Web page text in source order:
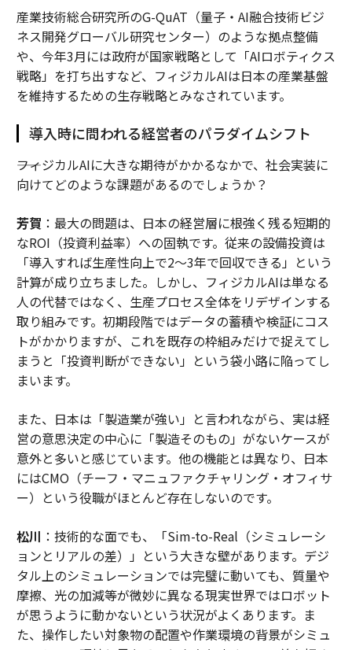
産業技術総合研究所のG-QuAT（量子・AI融合技術ビジ
ネス開発グローバル研究センター）のような拠点整備
や、今年3月には政府が国家戦略として「AIロボティクス
戦略」を打ち出すなど、フィジカルAIは日本の産業基盤
を維持するための生存戦略とみなされています。
導入時に問われる経営者のパラダイムシフト
――フィジカルAIに大きな期待がかかるなかで、社会実装に
向けてどのような課題があるのでしょうか？
芳賀 ：最大の問題は、日本の経営層に根強く残る短期的
なROI（投資利益率）への固執です。従来の設備投資は
「導入すれば生産性向上で2〜3年で回収できる」という
計算が成り立ちました。しかし、フィジカルAIは単なる
人の代替ではなく、生産プロセス全体をリデザインする
取り組みです。初期段階ではデータの蓄積や検証にコス
トがかかりますが、これを既存の枠組みだけで捉えてし
まうと「投資判断ができない」という袋小路に陥ってし
まいます。
また、日本は「製造業が強い」と言われながら、実は経
営の意思決定の中心に「製造そのもの」がないケースが
意外と多いと感じています。他の機能とは異なり、日本
にはCMO（チーフ・マニュファクチャリング・オフィサ
ー）という役職がほとんど存在しないのです。
松川 ：技術的な面でも、「Sim-to-Real（シミュレーシ
ョンとリアルの差）」という大きな壁があります。デジ
タル上のシミュレーションでは完璧に動いても、質量や
摩擦、光の加減等が微妙に異なる現実世界ではロボット
が思うように動かないという状況がよくあります。ま
た、操作したい対象物の配置や作業環境の背景がシミュ